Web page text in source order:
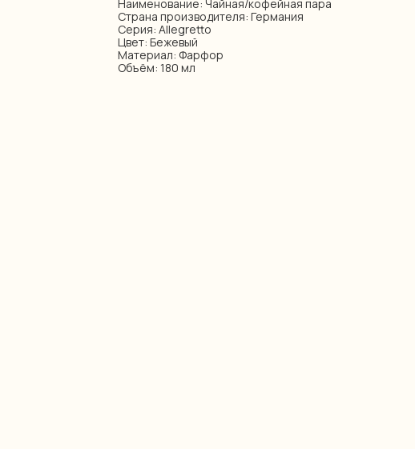
Наименование: Чайная/кофейная пара
Страна производителя: Германия
Серия: Allegretto
Цвет: Бежевый
Материал: Фарфор
Объём: 180 мл